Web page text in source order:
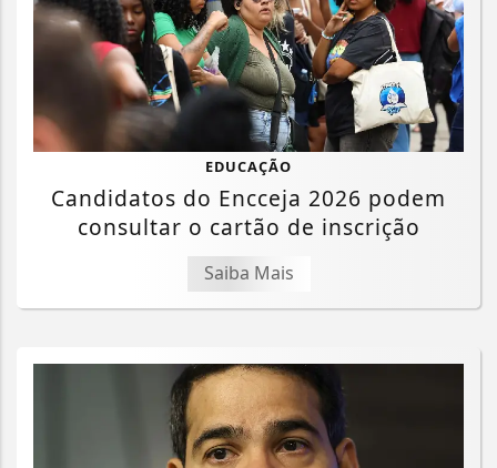
EDUCAÇÃO
Candidatos do Encceja 2026 podem
consultar o cartão de inscrição
Saiba Mais